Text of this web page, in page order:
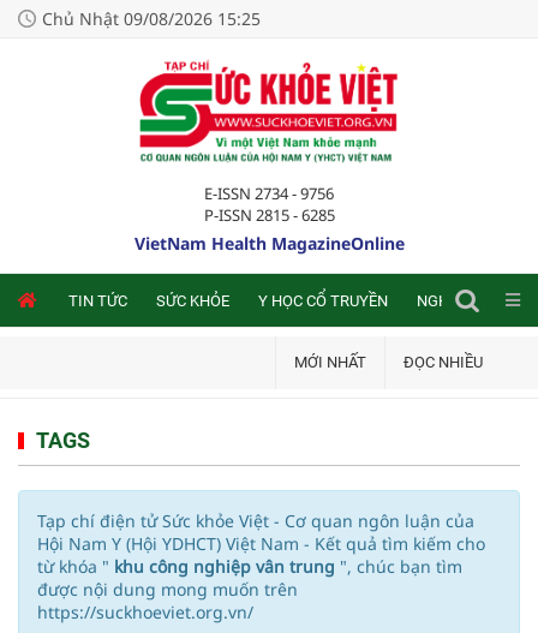
Chủ Nhật 09/08/2026 15:25
E-ISSN 2734 - 9756
P-ISSN 2815 - 6285
VietNam Health MagazineOnline
TIN TỨC SỨC KHỎE Y HỌC CỔ TRUYỀN NGHIÊN CỨU
MỚI NHẤT ĐỌC NHIỀU
TAGS
Tạp chí điện tử Sức khỏe Việt - Cơ quan ngôn luận của
Hội Nam Y (Hội YDHCT) Việt Nam - Kết quả tìm kiếm cho
từ khóa " khu công nghiệp vân trung ", chúc bạn tìm
được nội dung mong muốn trên
https://suckhoeviet.org.vn/